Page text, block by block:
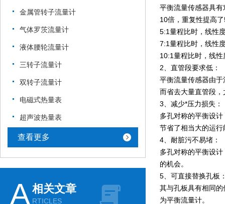
金属管转子流量计
气体罗茨流量计
液体腰轮流量计
三转子流量计
双转子流量计
电磁式热量表
超声波热量表
查看更多
A相关文章
RTICLES
平衡流量传感器具
10倍，重复性提高
5:1量程比时，线性
7:1量程比时，线性
10:1量程比时，线
2、直管段要求低：
平衡流量传感器由
而省去大量直管段
3、减少*压力损失：
多孔对称的平衡设
节省了相当大的运
4、耐脏污不易堵：
多孔对称的平衡设
的机会。
5、可直接替换孔板
其与孔板具有相同
为平衡流量计。